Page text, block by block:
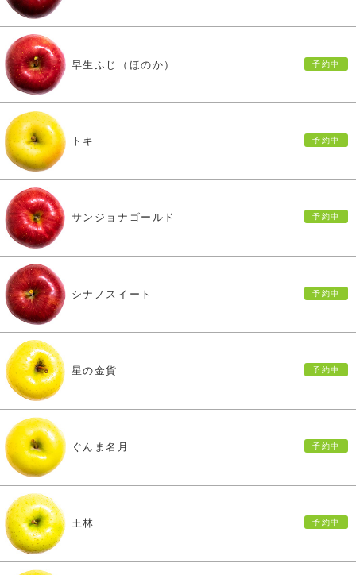
早生ふじ（ほのか）
トキ
サンジョナゴールド
シナノスイート
星の金貨
ぐんま名月
王林